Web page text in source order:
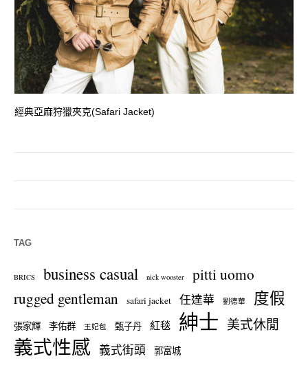
經典亞麻狩獵夾克(Safari Jacket)
TAG
BRICS business casual nick wooster
pitti uomo
rugged gentleman
safari jacket 任達華 劉德華 度假
張家輝 李佑群 王妃包 甄子丹 紅毯 紳士 美式休閒
義式性感 義式街頭 郭富城